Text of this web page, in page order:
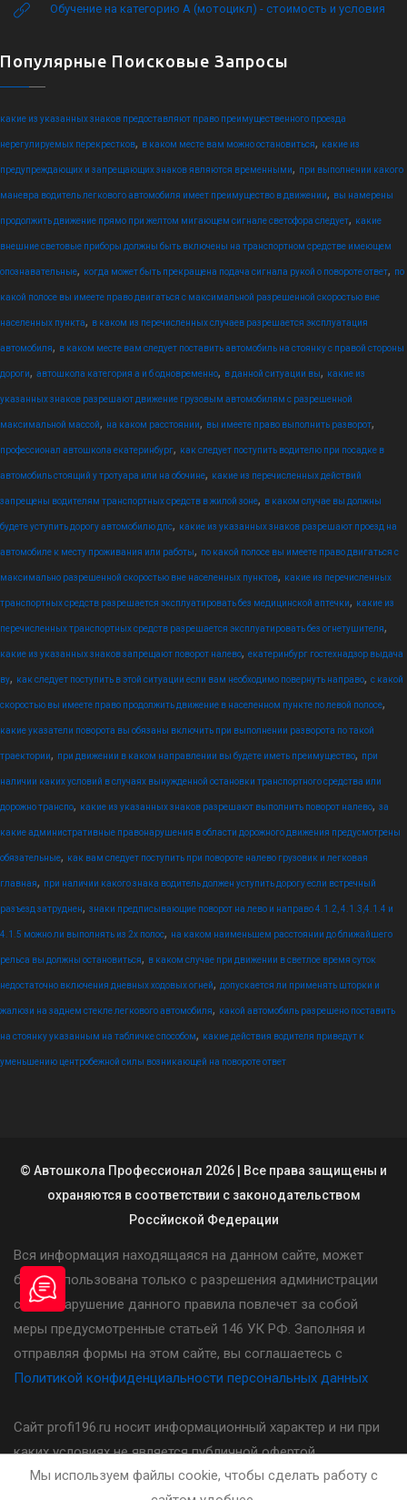
Обучение на категорию А (мотоцикл) - стоимость и условия
Популярные Поисковые Запросы
какие из указанных знаков предоставляют право преимущественного проезда
нерегулируемых перекрестков, в каком месте вам можно остановиться, какие из
предупреждающих и запрещающих знаков являются временными, при выполнении какого
маневра водитель легкового автомобиля имеет преимущество в движении, вы намерены
продолжить движение прямо при желтом мигающем сигнале светофора следует, какие
внешние световые приборы должны быть включены на транспортном средстве имеющем
опознавательные, когда может быть прекращена подача сигнала рукой о повороте ответ, по
какой полосе вы имеете право двигаться с максимальной разрешенной скоростью вне
населенных пункта, в каком из перечисленных случаев разрешается эксплуатация
автомобиля, в каком месте вам следует поставить автомобиль на стоянку с правой стороны
дороги, автошкола категория а и б одновременно, в данной ситуации вы, какие из
указанных знаков разрешают движение грузовым автомобилям с разрешенной
максимальной массой, на каком расстоянии, вы имеете право выполнить разворот,
профессионал автошкола екатеринбург, как следует поступить водителю при посадке в
автомобиль стоящий у тротуара или на обочине, какие из перечисленных действий
запрещены водителям транспортных средств в жилой зоне, в каком случае вы должны
будете уступить дорогу автомобилю дпс, какие из указанных знаков разрешают проезд на
автомобиле к месту проживания или работы, по какой полосе вы имеете право двигаться с
максимально разрешенной скоростью вне населенных пунктов, какие из перечисленных
транспортных средств разрешается эксплуатировать без медицинской аптечки, какие из
перечисленных транспортных средств разрешается эксплуатировать без огнетушителя,
какие из указанных знаков запрещают поворот налево, екатеринбург гостехнадзор выдача
ву, как следует поступить в этой ситуации если вам необходимо повернуть направо, с какой
скоростью вы имеете право продолжить движение в населенном пункте по левой полосе,
какие указатели поворота вы обязаны включить при выполнении разворота по такой
траектории, при движении в каком направлении вы будете иметь преимущество, при
наличии каких условий в случаях вынужденной остановки транспортного средства или
дорожно транспо, какие из указанных знаков разрешают выполнить поворот налево, за
какие административные правонарушения в области дорожного движения предусмотрены
обязательные, как вам следует поступить при повороте налево грузовик и легковая
главная, при наличии какого знака водитель должен уступить дорогу если встречный
разъезд затруднен, знаки предписывающие поворот на лево и направо 4.1.2, 4.1.3,4.1.4 и
4.1.5 можно ли выполнять из 2х полос, на каком наименьшем расстоянии до ближайшего
рельса вы должны остановиться, в каком случае при движении в светлое время суток
недостаточно включения дневных ходовых огней, допускается ли применять шторки и
жалюзи на заднем стекле легкового автомобиля, какой автомобиль разрешено поставить
на стоянку указанным на табличке способом, какие действия водителя приведут к
уменьшению центробежной силы возникающей на повороте ответ
© Автошкола Профессионал 2026 | Все права защищены и
охраняются в соответствии с законодательством
Россйиской Федерации
Вся информация находящаяся на данном сайте, может
быть использована только с разрешения администрации
сайта. Нарушение данного правила повлечет за собой
меры предусмотренные статьей 146 УК РФ. Заполняя и
отправляя формы на этом сайте, вы соглашаетесь с
Политикой конфиденциальности персональных данных
Сайт profi196.ru носит информационный характер и ни при
каких условиях не является публичной офертой,
определяемой положениями статьи 437(2) Гражданского
Мы используем файлы cookie, чтобы сделать работу с